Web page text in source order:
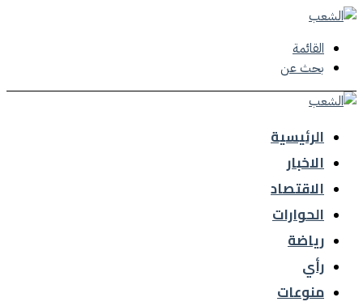
القائمة
بحث عن
الرئيسية
الاخبار
الاقتصاد
الحوارات
رياضة
رأي
منوعات